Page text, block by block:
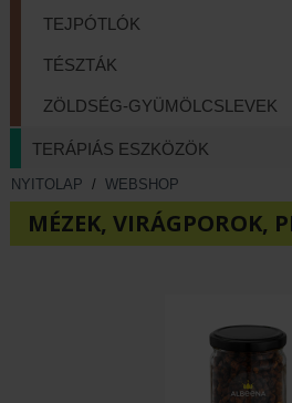
TEJPÓTLÓK
TÉSZTÁK
ZÖLDSÉG-GYÜMÖLCSLEVEK
TERÁPIÁS ESZKÖZÖK
NYITOLAP / WEBSHOP
MÉZEK, VIRÁGPOROK,